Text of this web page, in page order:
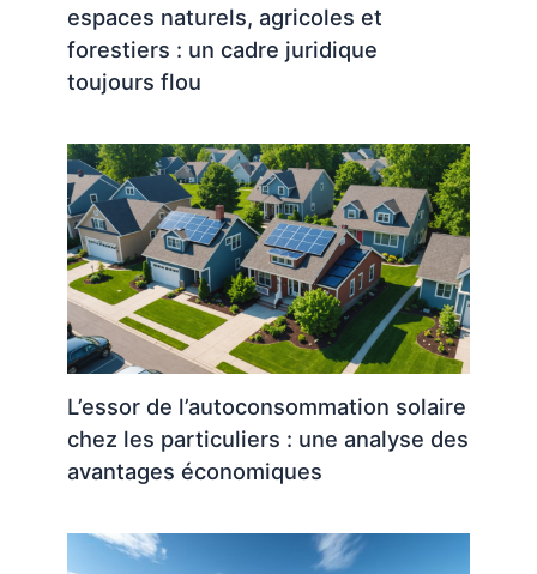
espaces naturels, agricoles et
forestiers : un cadre juridique
toujours flou
L’essor de l’autoconsommation solaire
chez les particuliers : une analyse des
avantages économiques